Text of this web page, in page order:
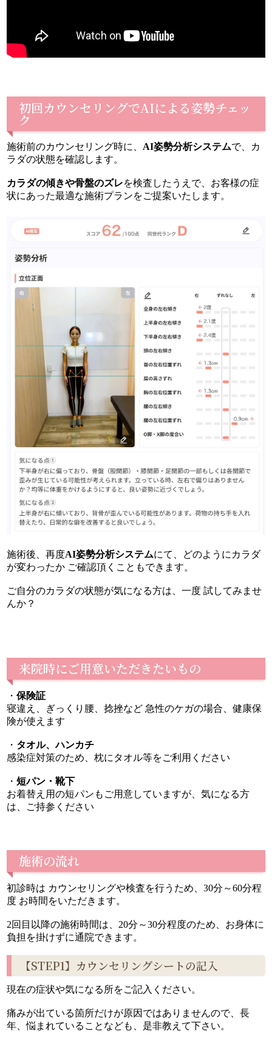
初回カウンセリングでAIによる姿勢チェッ
ク
施術前のカウンセリング時に、 AI姿勢分析システムで、カ
ラダの状態を確認します。
カラダの傾きや骨盤のズレを検査したうえで、お客様の症
状にあった最適な施術プランをご提案いたします。
施術後、再度AI姿勢分析システムにて、どのようにカラダ
が変わったか ご確認頂くこともできます。
ご自分のカラダの状態が気になる方は、一度 試してみませ
んか？
来院時にご用意いただきたいもの
・ 保険証
寝違え、ぎっくり腰、捻挫など 急性のケガの場合、健康保
険が使えます
・ タオル、ハンカチ
感染症対策のため、枕にタオル等をご利用ください
・ 短パン・靴下
お着替え用の短パンもご用意していますが、気になる方
は、ご持参ください
施術の流れ
初診時は カウンセリングや検査を行うため、30分～60分程
度 お時間をいただきます。
2回目以降の施術時間は、20分～30分程度のため、お身体に
負担を掛けずに通院できます。
【STEP1】カウンセリングシートの記入
現在の症状や気になる所をご記入ください。
痛みが出ている箇所だけが原因ではありませんので、長
年、悩まれていることなども、是非教えて下さい。